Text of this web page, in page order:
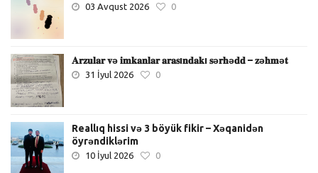
03 Avqust 2026 0
𝐀𝐫𝐳𝐮𝐥𝐚𝐫 𝐯ə 𝐢𝐦𝐤𝐚𝐧𝐥𝐚𝐫 𝐚𝐫𝐚𝐬ı𝐧𝐝𝐚𝐤ı 𝐬ə𝐫𝐡ə𝐝𝐝 – 𝐳ə𝐡𝐦ə𝐭
31 İyul 2026 0
Reallıq hissi və 3 böyük fikir – Xəqanidən
öyrəndiklərim
10 İyul 2026 0